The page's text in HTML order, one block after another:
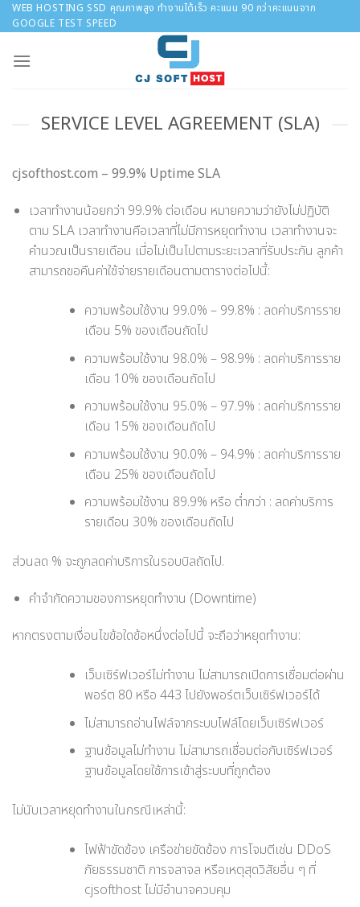
Skip
to
WEB HOSTING SSD คุณภาพสูง ทำงานได้เร็ว คะแนน 90 กว่าคะแนนจาก
GOOGLE TEST SPEED
SERVICE LEVEL AGREEMENT (SLA)
cjsofthost.com – 99.9% Uptime SLA
เวลาทำงานน้อยกว่า 99.9% ต่อเดือน หมายความว่ายังไม่ปฏิบัติ
ตาม SLA เวลาทำงานคือเวลาที่ไม่มีการหยุดทำงาน เวลาทำงานจะ
คำนวณเป็นรายเดือน เมื่อไม่เป็นไปตามระยะเวลาที่รับประกัน ลูกค้า
สามารถขอคืนค่าใช้จ่ายรายเดือนตามตารางต่อไปนี้:
ความพร้อมใช้งาน 99.0% – 99.8% : ลดค่าบริการราย
เดือน 5% ของเดือนถัดไป
ความพร้อมใช้งาน 98.0% – 98.9% : ลดค่าบริการราย
เดือน 10% ของเดือนถัดไป
ความพร้อมใช้งาน 95.0% – 97.9% : ลดค่าบริการราย
เดือน 15% ของเดือนถัดไป
ความพร้อมใช้งาน 90.0% – 94.9% : ลดค่าบริการราย
เดือน 25% ของเดือนถัดไป
ความพร้อมใช้งาน 89.9% หรือ ต่ำกว่า : ลดค่าบริการ
รายเดือน 30% ของเดือนถัดไป
ส่วนลด % จะถูกลดค่าบริการในรอบบิลถัดไป.
คำจำกัดความของการหยุดทำงาน (Downtime)
หากตรงตามเงื่อนไขข้อใดข้อหนึ่งต่อไปนี้ จะถือว่าหยุดทำงาน:
เว็บเซิร์ฟเวอร์ไม่ทำงาน ไม่สามารถเปิดการเชื่อมต่อผ่าน
พอร์ต 80 หรือ 443 ไปยังพอร์ตเว็บเซิร์ฟเวอร์ได้
ไม่สามารถอ่านไฟล์จากระบบไฟล์โดยเว็บเซิร์ฟเวอร์
ฐานข้อมูลไม่ทำงาน ไม่สามารถเชื่อมต่อกับเซิร์ฟเวอร์
ฐานข้อมูลโดยใช้การเข้าสู่ระบบที่ถูกต้อง
ไม่นับเวลาหยุดทำงานในกรณีเหล่านี้:
ไฟฟ้าขัดข้อง เครือข่ายขัดข้อง การโจมตีเช่น DDoS
ภัยธรรมชาติ การจลาจล หรือเหตุสุดวิสัยอื่น ๆ ที่
cjsofthost ไม่มีอำนาจควบคุม